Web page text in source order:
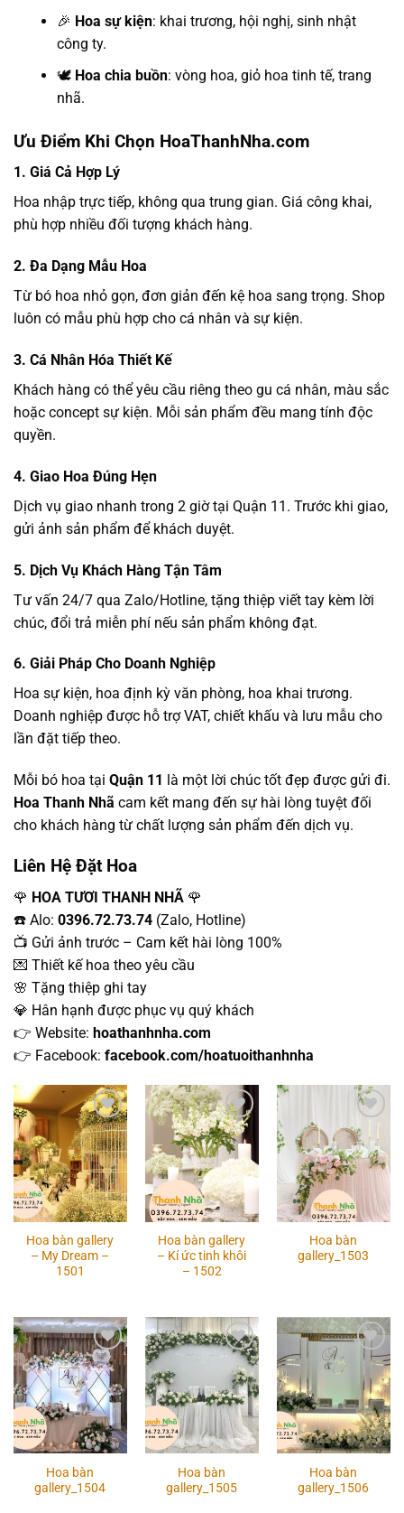
🎉 Hoa sự kiện: khai trương, hội nghị, sinh nhật
công ty.
🕊️ Hoa chia buồn: vòng hoa, giỏ hoa tinh tế, trang
nhã.
Ưu Điểm Khi Chọn HoaThanhNha.com
1. Giá Cả Hợp Lý
Hoa nhập trực tiếp, không qua trung gian. Giá công khai,
phù hợp nhiều đối tượng khách hàng.
2. Đa Dạng Mẫu Hoa
Từ bó hoa nhỏ gọn, đơn giản đến kệ hoa sang trọng. Shop
luôn có mẫu phù hợp cho cá nhân và sự kiện.
3. Cá Nhân Hóa Thiết Kế
Khách hàng có thể yêu cầu riêng theo gu cá nhân, màu sắc
hoặc concept sự kiện. Mỗi sản phẩm đều mang tính độc
quyền.
4. Giao Hoa Đúng Hẹn
Dịch vụ giao nhanh trong 2 giờ tại Quận 11. Trước khi giao,
gửi ảnh sản phẩm để khách duyệt.
5. Dịch Vụ Khách Hàng Tận Tâm
Tư vấn 24/7 qua Zalo/Hotline, tặng thiệp viết tay kèm lời
chúc, đổi trả miễn phí nếu sản phẩm không đạt.
6. Giải Pháp Cho Doanh Nghiệp
Hoa sự kiện, hoa định kỳ văn phòng, hoa khai trương.
Doanh nghiệp được hỗ trợ VAT, chiết khấu và lưu mẫu cho
lần đặt tiếp theo.
Mỗi bó hoa tại Quận 11 là một lời chúc tốt đẹp được gửi đi.
Hoa Thanh Nhã cam kết mang đến sự hài lòng tuyệt đối
cho khách hàng từ chất lượng sản phẩm đến dịch vụ.
Liên Hệ Đặt Hoa
🌹 HOA TƯƠI THANH NHÃ 🌹
☎️ Alo: 0396.72.73.74 (Zalo, Hotline)
📺 Gửi ảnh trước – Cam kết hài lòng 100%
💌 Thiết kế hoa theo yêu cầu
🌸 Tặng thiệp ghi tay
💎 Hân hạnh được phục vụ quý khách
👉 Website: hoathanhnha.com
👉 Facebook: facebook.com/hoatuoithanhnha
Add to
wishlist
Hoa bàn gallery
– My Dream –
1501
Add to
wishlist
Hoa bàn gallery
– Kí ức tinh khôi
– 1502
Add to
wishlist
Hoa bàn
gallery_1503
Add to
wishlist
Hoa bàn
gallery_1504
Add to
wishlist
Hoa bàn
gallery_1505
Add to
wishlist
Hoa bàn
gallery_1506